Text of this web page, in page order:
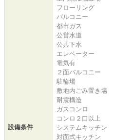
設備条件
フローリング
バルコニー
都市ガス
公営水道
公共下水
エレベーター
電気有
２面バルコニー
駐輪場
敷地内ごみ置き場
耐震構造
ガスコンロ
コンロ２口以上
システムキッチン
対面式キッチン